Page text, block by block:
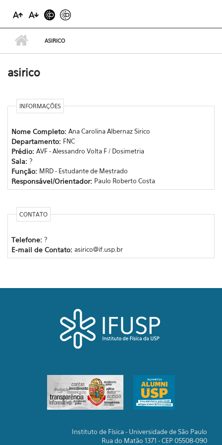
ASIRICO
asirico
INFORMAÇÕES
Nome Completo: Ana Carolina Albernaz Sirico
Departamento: FNC
Prédio: AVF - Alessandro Volta F / Dosimetria
Sala: ?
Função: MRD - Estudante de Mestrado
Responsável/Orientador: Paulo Roberto Costa
CONTATO
Telefone: ?
E-mail de Contato: asirico@if.usp.br
Instituto de Física - Universidade de São Paulo
Rua do Matão 1371 - CEP 05508-090